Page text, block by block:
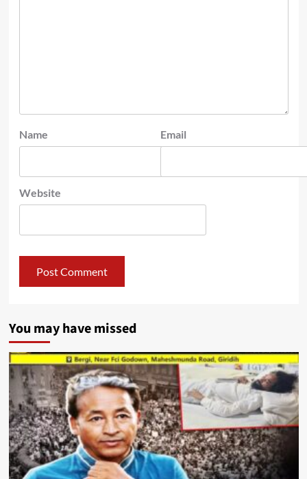
Name Email
Website
You may have missed